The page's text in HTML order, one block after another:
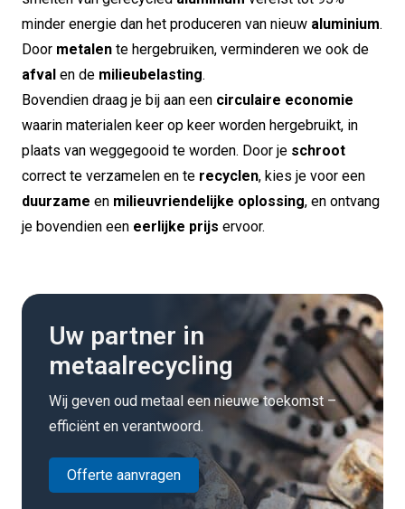
minder energie dan het produceren van nieuw aluminium.
Door metalen te hergebruiken, verminderen we ook de
afval en de milieubelasting.
Bovendien draag je bij aan een circulaire economie
waarin materialen keer op keer worden hergebruikt, in
plaats van weggegooid te worden. Door je schroot
correct te verzamelen en te recyclen, kies je voor een
duurzame en milieuvriendelijke oplossing, en ontvang
je bovendien een eerlijke prijs ervoor.
Uw partner in
metaalrecycling
Wij geven oud metaal een nieuwe toekomst –
efficiënt en verantwoord.
Offerte aanvragen